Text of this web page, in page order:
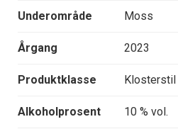
Underområde Moss
Årgang 2023
Produktklasse Klosterstil
Alkoholprosent 10 % vol.